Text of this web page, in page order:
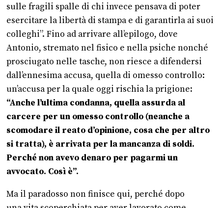
sulle fragili spalle di chi invece pensava di poter
esercitare la libertà di stampa e di garantirla ai suoi
colleghi”. Fino ad arrivare all’epilogo, dove
Antonio, stremato nel fisico e nella psiche nonché
prosciugato nelle tasche, non riesce a difendersi
dall’ennesima accusa, quella di omesso controllo:
un’accusa per la quale oggi rischia la prigione:
“Anche l’ultima condanna, quella assurda al
carcere per un omesso controllo (neanche a
scomodare il reato d’opinione, cosa che per altro
si tratta), è arrivata per la mancanza di soldi.
Perché non avevo denaro per pagarmi un
avvocato. Così è”.
Ma il paradosso non finisce qui, perché dopo